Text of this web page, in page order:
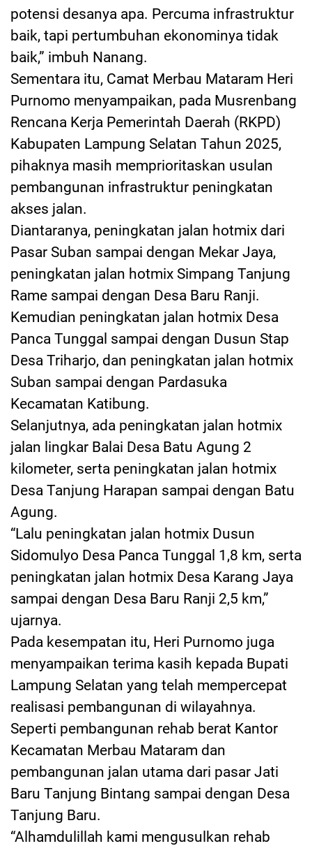
potensi desanya apa. Percuma infrastruktur
baik, tapi pertumbuhan ekonominya tidak
baik,” imbuh Nanang.
Sementara itu, Camat Merbau Mataram Heri
Purnomo menyampaikan, pada Musrenbang
Rencana Kerja Pemerintah Daerah (RKPD)
Kabupaten Lampung Selatan Tahun 2025,
pihaknya masih memprioritaskan usulan
pembangunan infrastruktur peningkatan
akses jalan.
Diantaranya, peningkatan jalan hotmix dari
Pasar Suban sampai dengan Mekar Jaya,
peningkatan jalan hotmix Simpang Tanjung
Rame sampai dengan Desa Baru Ranji.
Kemudian peningkatan jalan hotmix Desa
Panca Tunggal sampai dengan Dusun Stap
Desa Triharjo, dan peningkatan jalan hotmix
Suban sampai dengan Pardasuka
Kecamatan Katibung.
Selanjutnya, ada peningkatan jalan hotmix
jalan lingkar Balai Desa Batu Agung 2
kilometer, serta peningkatan jalan hotmix
Desa Tanjung Harapan sampai dengan Batu
Agung.
“Lalu peningkatan jalan hotmix Dusun
Sidomulyo Desa Panca Tunggal 1,8 km, serta
peningkatan jalan hotmix Desa Karang Jaya
sampai dengan Desa Baru Ranji 2,5 km,”
ujarnya.
Pada kesempatan itu, Heri Purnomo juga
menyampaikan terima kasih kepada Bupati
Lampung Selatan yang telah mempercepat
realisasi pembangunan di wilayahnya.
Seperti pembangunan rehab berat Kantor
Kecamatan Merbau Mataram dan
pembangunan jalan utama dari pasar Jati
Baru Tanjung Bintang sampai dengan Desa
Tanjung Baru.
“Alhamdulillah kami mengusulkan rehab